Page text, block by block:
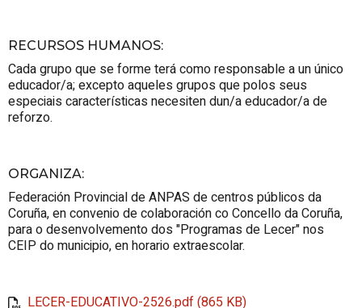
RECURSOS HUMANOS:
Cada grupo que se forme terá como responsable a un único
educador/a; excepto aqueles grupos que polos seus
especiais características necesiten dun/a educador/a de
reforzo.
ORGANIZA:
Federación Provincial de ANPAS de centros públicos da
Coruña, en convenio de colaboración co Concello da Coruña,
para o desenvolvemento dos "Programas de Lecer" nos
CEIP do municipio, en horario extraescolar.
LECER-EDUCATIVO-2526.pdf (865 KB)